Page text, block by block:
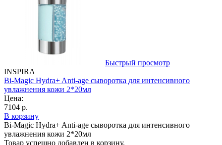
Быстрый просмотр
INSPIRA
Bi-Magic Hydra+ Anti-age сыворотка для интенсивного
увлажнения кожи 2*20мл
Цена:
7104 р.
В корзину
Bi-Magic Hydra+ Anti-age сыворотка для интенсивного
увлажнения кожи 2*20мл
Товар успешно добавлен в корзину.